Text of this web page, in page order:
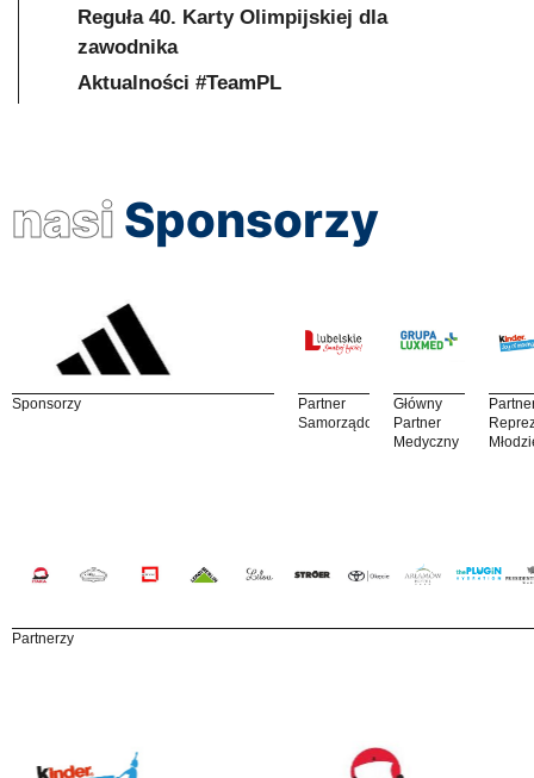
Reguła 40. Karty Olimpijskiej dla
zawodnika
Aktualności #TeamPL
nasi Sponsorzy
Sponsorzy
Partner
Samorządowy
Główny
Partner
Medyczny
Partnerzy